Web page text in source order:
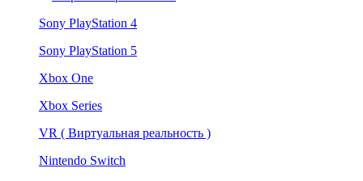
Sony PlayStation 4
Sony PlayStation 5
Xbox One
Xbox Series
VR ( Виртуальная реальность )
Nintendo Switch